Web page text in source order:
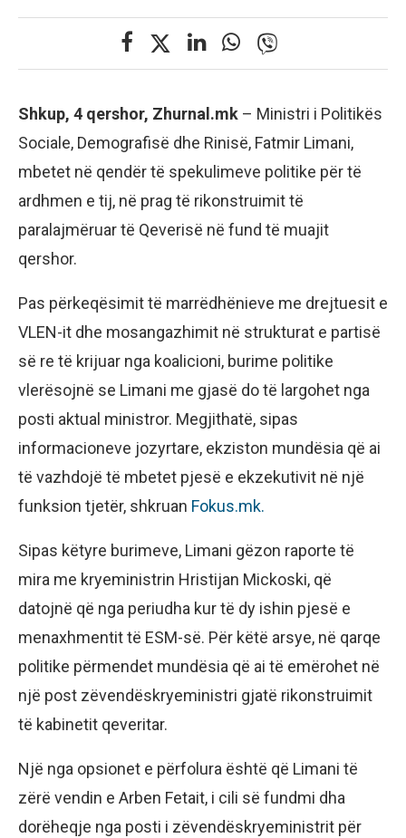
Shkup, 4 qershor, Zhurnal.mk – Ministri i Politikës
Sociale, Demografisë dhe Rinisë, Fatmir Limani,
mbetet në qendër të spekulimeve politike për të
ardhmen e tij, në prag të rikonstruimit të
paralajmëruar të Qeverisë në fund të muajit
qershor.
Pas përkeqësimit të marrëdhënieve me drejtuesit e
VLEN-it dhe mosangazhimit në strukturat e partisë
së re të krijuar nga koalicioni, burime politike
vlerësojnë se Limani me gjasë do të largohet nga
posti aktual ministror. Megjithatë, sipas
informacioneve jozyrtare, ekziston mundësia që ai
të vazhdojë të mbetet pjesë e ekzekutivit në një
funksion tjetër, shkruan Fokus.mk.
Sipas këtyre burimeve, Limani gëzon raporte të
mira me kryeministrin Hristijan Mickoski, që
datojnë që nga periudha kur të dy ishin pjesë e
menaxhmentit të ESM-së. Për këtë arsye, në qarqe
politike përmendet mundësia që ai të emërohet në
një post zëvendëskryeministri gjatë rikonstruimit
të kabinetit qeveritar.
Një nga opsionet e përfolura është që Limani të
zërë vendin e Arben Fetait, i cili së fundmi dha
dorëheqje nga posti i zëvendëskryeministrit për